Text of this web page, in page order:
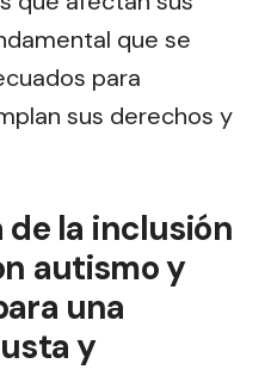
que se
para
sus derechos y
la inclusión
autismo y
una
y